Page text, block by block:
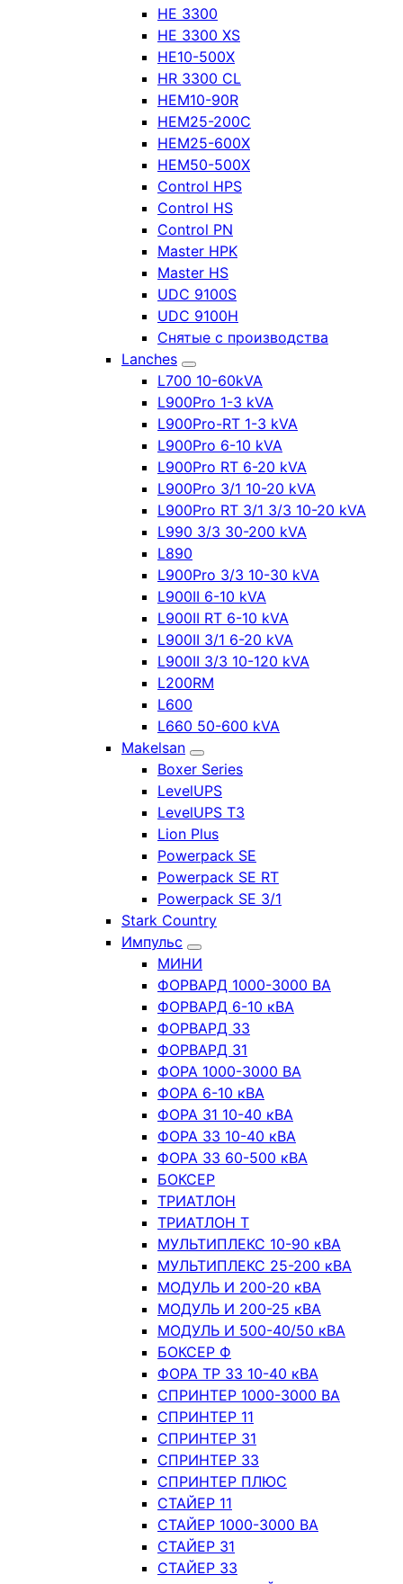
HE 3300
HE 3300 XS
HE10-500X
HR 3300 CL
HEM10-90R
HEM25-200C
HEM25-600X
HEM50-500X
Control HPS
Control HS
Control PN
Master HPK
Master HS
UDC 9100S
UDC 9100H
Снятые с производства
Lanches
L700 10-60kVA
L900Pro 1-3 kVA
L900Pro-RT 1-3 kVA
L900Pro 6-10 kVA
L900Pro RT 6-20 kVA
L900Pro 3/1 10-20 kVA
L900Pro RT 3/1 3/3 10-20 kVA
L990 3/3 30-200 kVA
L890
L900Pro 3/3 10-30 kVA
L900II 6-10 kVA
L900II RT 6-10 kVA
L900II 3/1 6-20 kVA
L900II 3/3 10-120 kVA
L200RM
L600
L660 50-600 kVA
Makelsan
Boxer Series
LevelUPS
LevelUPS T3
Lion Plus
Powerpack SE
Powerpack SE RT
Powerpack SE 3/1
Stark Country
Импульс
МИНИ
ФОРВАРД 1000-3000 ВА
ФОРВАРД 6-10 кВА
ФОРВАРД 33
ФОРВАРД 31
ФОРА 1000-3000 ВА
ФОРА 6-10 кВА
ФОРА 31 10-40 кВА
ФОРА 33 10-40 кВА
ФОРА 33 60-500 кВА
БОКСЕР
ТРИАТЛОН
ТРИАТЛОН Т
МУЛЬТИПЛЕКС 10-90 кВА
МУЛЬТИПЛЕКС 25-200 кВА
МОДУЛЬ И 200-20 кВА
МОДУЛЬ И 200-25 кВА
МОДУЛЬ И 500-40/50 кВА
БОКСЕР Ф
ФОРА ТР 33 10-40 кВА
СПРИНТЕР 1000-3000 ВА
СПРИНТЕР 11
СПРИНТЕР 31
СПРИНТЕР 33
СПРИНТЕР ПЛЮС
СТАЙЕР 11
СТАЙЕР 1000-3000 ВА
СТАЙЕР 31
СТАЙЕР 33